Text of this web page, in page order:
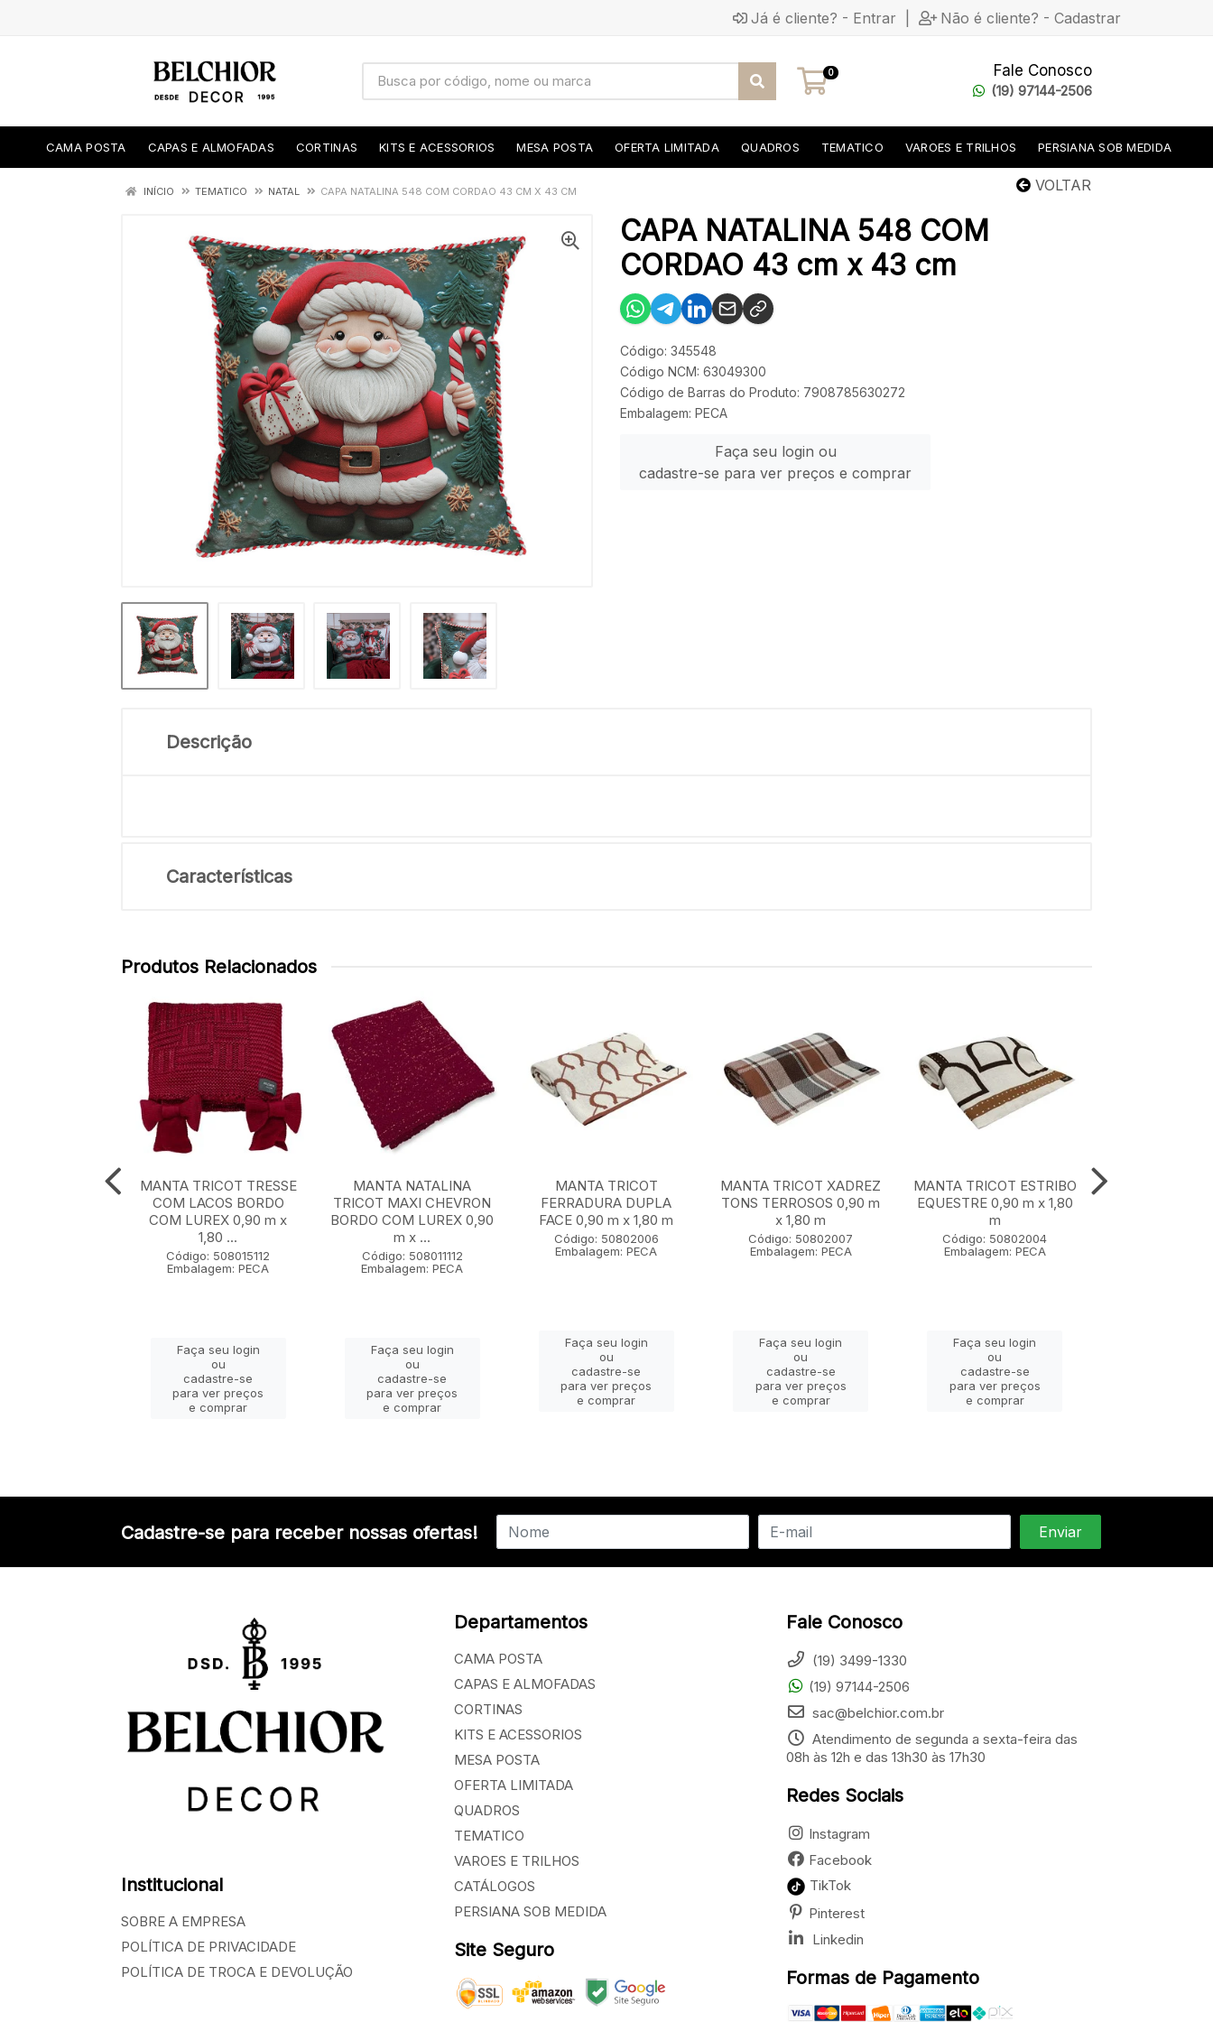
Já é cliente? - Entrar Não é cliente? - Cadastrar
0 Fale Conosco
(19) 97144-2506
CAMA POSTA CAPAS E ALMOFADAS CORTINAS KITS E ACESSORIOS MESA POSTA OFERTA LIMITADA QUADROS TEMATICO VAROES E TRILHOS PERSIANA SOB MEDIDA
VOLTAR
INÍCIO TEMATICO NATAL CAPA NATALINA 548 COM CORDAO 43 CM X 43 CM
CAPA NATALINA 548 COM
CORDAO 43 cm x 43 cm
Código: 345548
Código NCM: 63049300
Código de Barras do Produto: 7908785630272
Embalagem: PECA
Faça seu login ou
cadastre-se para ver preços e comprar
Descrição
Características
Produtos Relacionados
MANTA TRICOT TRESSE
COM LACOS BORDO
COM LUREX 0,90 m x
1,80 ...
Código: 508015112
Embalagem: PECA
Faça seu login
ou
cadastre-se
para ver preços
e comprar
MANTA NATALINA
TRICOT MAXI CHEVRON
BORDO COM LUREX 0,90
m x ...
Código: 508011112
Embalagem: PECA
Faça seu login
ou
cadastre-se
para ver preços
e comprar
MANTA TRICOT
FERRADURA DUPLA
FACE 0,90 m x 1,80 m
Código: 50802006
Embalagem: PECA
Faça seu login
ou
cadastre-se
para ver preços
e comprar
MANTA TRICOT XADREZ
TONS TERROSOS 0,90 m
x 1,80 m
Código: 50802007
Embalagem: PECA
Faça seu login
ou
cadastre-se
para ver preços
e comprar
MANTA TRICOT ESTRIBO
EQUESTRE 0,90 m x 1,80
m
Código: 50802004
Embalagem: PECA
Faça seu login
ou
cadastre-se
para ver preços
e comprar
Cadastre-se para receber nossas ofertas!
Institucional
SOBRE A EMPRESA
POLÍTICA DE PRIVACIDADE
POLÍTICA DE TROCA E DEVOLUÇÃO
Departamentos
CAMA POSTA
CAPAS E ALMOFADAS
CORTINAS
KITS E ACESSORIOS
MESA POSTA
OFERTA LIMITADA
QUADROS
TEMATICO
VAROES E TRILHOS
CATÁLOGOS
PERSIANA SOB MEDIDA
Site Seguro
Fale Conosco
(19) 3499-1330
(19) 97144-2506
sac@belchior.com.br
Atendimento de segunda a sexta-feira das
08h às 12h e das 13h30 às 17h30
Redes Sociais
Instagram
Facebook
TikTok
Pinterest
Linkedin
Formas de Pagamento